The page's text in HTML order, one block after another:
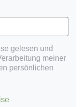
gelesen und
meiner
persönlichen